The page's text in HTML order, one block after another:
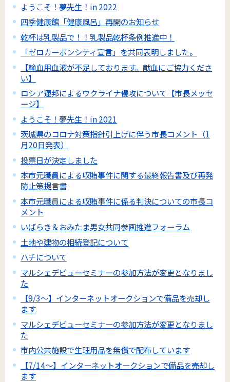
ようこそ！夢先生！in 2022
四季健康館「健康風呂」再開のお知らせ
乾杯は乳製品で！！乳製品乾杯条例推進中！
「ゼロカーボンシティ宣言」を共同表明しました。
【輸血用血液が不足しております。献血にご協力くださ
い】
ロシア連邦によるウクライナ侵攻について【市長メッセ
ージ】
ようこそ！夢先生！in 2021
茨城県のコロナ対策指針引上げに伴う市長コメント（1
月20日発表）
投票日が決定しました
本市元職員による収賄事件に関する最終報告書及び再発
防止策提言書
本市元職員による収賄事件に係る判決についての市長コ
メント
いばらき＆おみたま男女共同参画推進フォーラム
土地や建物の相続登記について
ハチについて
マルシェデビューセミナーの参加方法が変更となりまし
た
【9/3～】インターネットオークションで備品を売却し
ます
マルシェデビューセミナーの参加方法が変更となりまし
た
市内公共施設で生理用品を無償で配布しています
【7/14～】インターネットオークションで備品を売却し
ます